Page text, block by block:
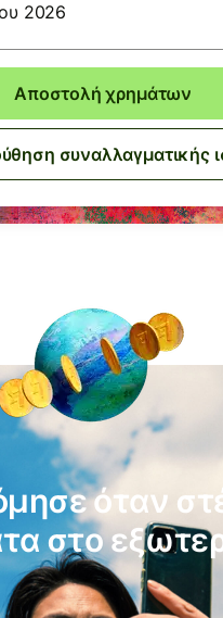
2026
Αποστολή χρημάτων
συναλλαγματικής
όταν
στο